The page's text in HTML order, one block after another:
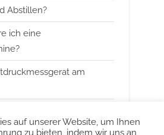
Abstillen?
ich eine
am
auf unserer Website, um Ihnen
zu bieten, indem wir uns an